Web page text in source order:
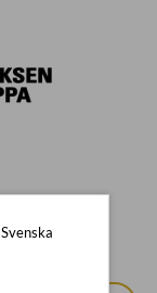
Svenska